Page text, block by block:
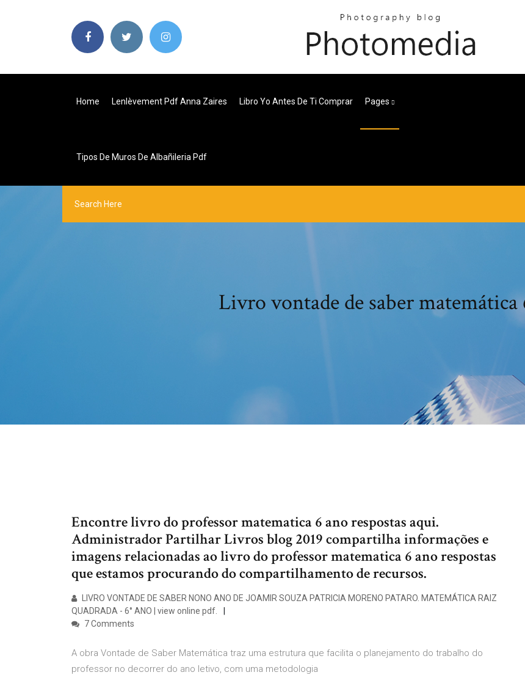
Home Lenlèvement Pdf Anna Zaires Libro Yo Antes De Ti Comprar Pages
Tipos De Muros De Albañileria Pdf
Livro vontade de saber matemática
Encontre livro do professor matematica 6 ano respostas aqui.
Administrador Partilhar Livros blog 2019 compartilha informações e
imagens relacionadas ao livro do professor matematica 6 ano respostas
que estamos procurando do compartilhamento de recursos.
LIVRO VONTADE DE SABER NONO ANO DE JOAMIR SOUZA PATRICIA MORENO PATARO. MATEMÁTICA RAIZ
QUADRADA - 6° ANO | view online pdf.
7 Comments
A obra Vontade de Saber Matemática traz uma estrutura que facilita o planejamento do trabalho do
professor no decorrer do ano letivo, com uma metodologia